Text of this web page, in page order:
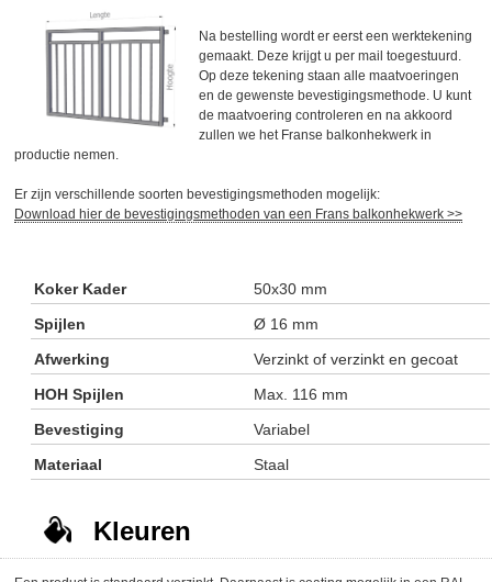
Na bestelling wordt er eerst een werktekening
gemaakt. Deze krijgt u per mail toegestuurd.
Op deze tekening staan alle maatvoeringen
en de gewenste bevestigingsmethode. U kunt
de maatvoering controleren en na akkoord
zullen we het Franse balkonhekwerk in
productie nemen.
Er zijn verschillende soorten bevestigingsmethoden mogelijk:
Download hier de bevestigingsmethoden van een Frans balkonhekwerk >>
Koker Kader
50x30 mm
Spijlen
Ø 16 mm
Afwerking
Verzinkt of verzinkt en gecoat
HOH Spijlen
Max. 116 mm
Bevestiging
Variabel
Materiaal
Staal
Kleuren